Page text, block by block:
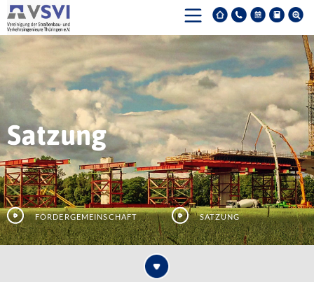
Satzung
Fördergemeinschaft Satzung